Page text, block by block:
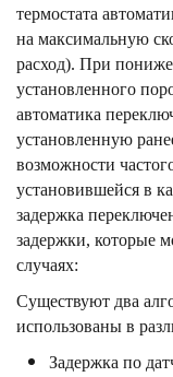
термостата
на максимальную
расход). При
установленного
автоматика
установленную
возможности
установившейся в
задержка
задержки, которые
случаях:
Существуют два
использованы в
Задержка по